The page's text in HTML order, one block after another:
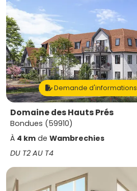
Demande d'informations
Domaine des Hauts Prés
Bondues (59910)
À 4 km de Wambrechies
DU T2 AU T4